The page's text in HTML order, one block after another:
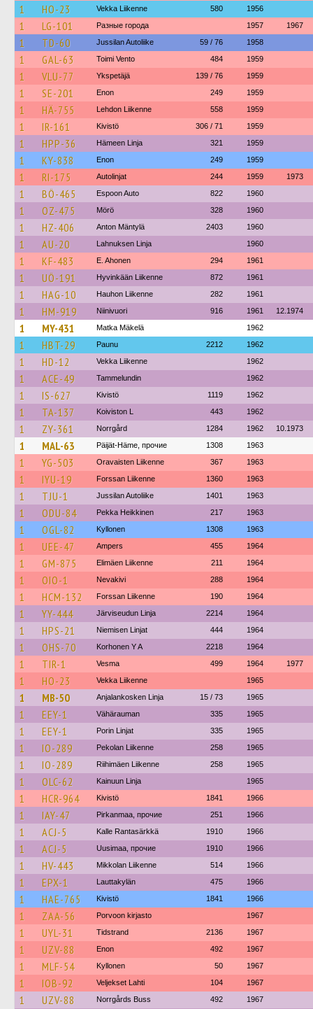
1 HO-23 Vekka Liikenne 580 1956
1 LG-101 Разные города 1957 1967
1 TD-60 Jussilan Autoliike 59 / 76 1958
1 GAL-63 Toimi Vento 484 1959
1 VLU-77 Ykspetäjä 139 / 76 1959
1 SE-201 Enon 249 1959
1 HÄ-755 Lehdon Liikenne 558 1959
1 IR-161 Kivistö 306 / 71 1959
1 HPP-36 Hämeen Linja 321 1959
1 KY-838 Enon 249 1959
1 RI-175 Autolinjat 244 1959 1973
1 BÖ-465 Espoon Auto 822 1960
1 OZ-475 Mörö 328 1960
1 HZ-406 Anton Mäntylä 2403 1960
1 AU-20 Lahnuksen Linja 1960
1 KF-483 E. Ahonen 294 1961
1 UÖ-191 Hyvinkään Liikenne 872 1961
1 HAG-10 Hauhon Liikenne 282 1961
1 HM-919 Niinivuori 916 1961 12.1974
1 MY-431 Matka Mäkelä 1962
1 HBT-29 Paunu 2212 1962
1 HD-12 Vekka Liikenne 1962
1 ACE-49 Tammelundin 1962
1 IS-627 Kivistö 1119 1962
1 TA-137 Koiviston L 443 1962
1 ZY-361 Norrgård 1284 1962 10.1973
1 MAL-63 Päijät-Häme, прочие 1308 1963
1 YG-503 Oravaisten Liikenne 367 1963
1 IYU-19 Forssan Liikenne 1360 1963
1 TJU-1 Jussilan Autoliike 1401 1963
1 ODU-84 Pekka Heikkinen 217 1963
1 OGL-82 Kyllonen 1308 1963
1 UEE-47 Ampers 455 1964
1 GM-875 Elimäen Liikenne 211 1964
1 OIO-1 Nevakivi 288 1964
1 HCM-132 Forssan Liikenne 190 1964
1 YY-444 Järviseudun Linja 2214 1964
1 HPS-21 Niemisen Linjat 444 1964
1 OHS-70 Korhonen Y A 2218 1964
1 TIR-1 Vesma 499 1964 1977
1 HO-23 Vekka Liikenne 1965
1 MB-50 Anjalankosken Linja 15 / 73 1965
1 EEY-1 Vähärauman 335 1965
1 EEY-1 Porin Linjat 335 1965
1 IO-289 Pekolan Liikenne 258 1965
1 IO-289 Riihimäen Liikenne 258 1965
1 OLC-62 Kainuun Linja 1965
1 HCR-964 Kivistö 1841 1966
1 IAY-47 Pirkanmaa, прочие 251 1966
1 ACJ-5 Kalle Rantasärkkä 1910 1966
1 ACJ-5 Uusimaa, прочие 1910 1966
1 HV-443 Mikkolan Liikenne 514 1966
1 EPX-1 Lauttakylän 475 1966
1 HAE-765 Kivistö 1841 1966
1 ZAA-56 Porvoon kirjasto 1967
1 UYL-31 Tidstrand 2136 1967
1 UZV-88 Enon 492 1967
1 MLF-54 Kyllonen 50 1967
1 IOB-92 Veljekset Lahti 104 1967
1 UZV-88 Norrgårds Buss 492 1967